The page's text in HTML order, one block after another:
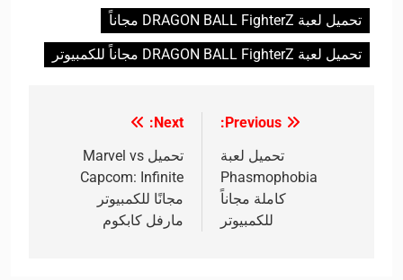
تحميل لعبة DRAGON BALL FighterZ مجاناً
تحميل لعبة DRAGON BALL FighterZ مجاناً للكمبيوتر
المقالات
Previous:
تحميل لعبة
Phasmophobia
كاملة مجاناً
للكمبيوتر
Next:
تحميل Marvel vs
Capcom: Infinite
مجانًا للكمبيوتر
مارفل كابكوم